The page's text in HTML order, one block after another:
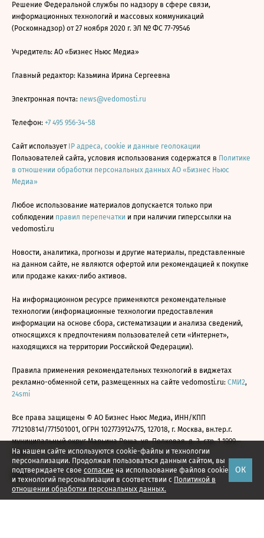
На нашем сайте используются cookie-файлы и технологии
персонализации. Продолжая пользоваться данным сайтом, вы
подтверждаете свое согласие на использование файлов cookie
и технологий персонализации в соответствии с Политикой в
отношении обработки персональных данных.
ОК
Решение Федеральной службы по надзору в сфере связи,
информационных технологий и массовых коммуникаций
(Роскомнадзор) от 27 ноября 2020 г. ЭЛ № ФС 77-79546
Учредитель: АО «Бизнес Ньюс Медиа»
Главный редактор: Казьмина Ирина Сергеевна
Электронная почта: news@vedomosti.ru
Телефон: +7 495 956-34-58
Сайт использует IP адреса, cookie и данные геолокации
Пользователей сайта, условия использования содержатся в Политике
в отношении обработки персональных данных АО «Бизнес Ньюс
Медиа»
Любое использование материалов допускается только при
соблюдении правил перепечатки и при наличии гиперссылки на
vedomosti.ru
Новости, аналитика, прогнозы и другие материалы, представленные
на данном сайте, не являются офертой или рекомендацией к покупке
или продаже каких-либо активов.
На информационном ресурсе применяются рекомендательные
технологии (информационные технологии предоставления
информации на основе сбора, систематизации и анализа сведений,
относящихся к предпочтениям пользователей сети «Интернет»,
находящихся на территории Российской Федерации).
Правила применения рекомендательных технологий в виджетах
рекламно-обменной сети, размещенных на сайте vedomosti.ru: СМИ2,
24smi
Все права защищены © АО Бизнес Ньюс Медиа, ИНН/КПП
7712108141/771501001, ОГРН 1027739124775, 127018, г. Москва, вн.тер.г.
муниципальный округ Марьина Роща, ул. Полковая, д. 3, стр. 1 1999—
2026